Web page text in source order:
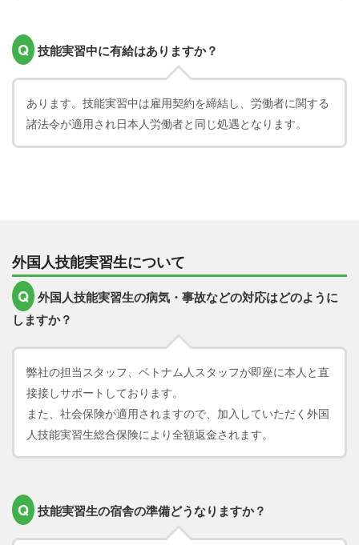
Q 技能実習中に有給はありますか？
あります。技能実習中は雇用契約を締結し、労働者に関する
諸法令が適用され日本人労働者と同じ処遇となります。
外国人技能実習生について
Q 外国人技能実習生の病気・事故などの対応はどのように
しますか？
弊社の担当スタッフ、ベトナム人スタッフが即座に本人と直
接接しサポートしております。
また、社会保険が適用されますので、加入していただく外国
人技能実習生総合保険により全額返金されます。
Q 技能実習生の宿舎の準備どうなりますか？